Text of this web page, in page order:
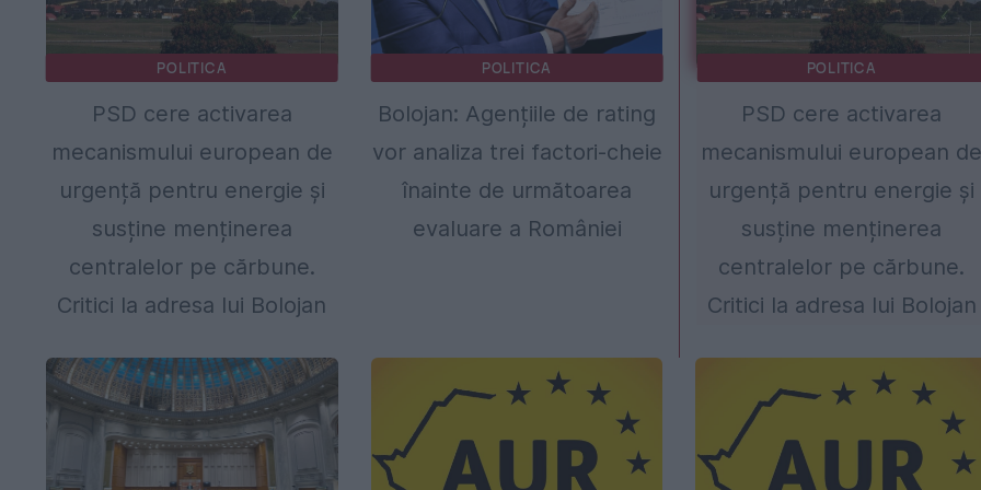
POLITICA
PSD cere activarea
mecanismului european de
urgență pentru energie și
susține menținerea
centralelor pe cărbune.
Critici la adresa lui Bolojan
POLITICA
Bolojan: Agențiile de rating
vor analiza trei factori-cheie
înainte de următoarea
evaluare a României
POLITICA
PSD cere activarea
mecanismului european
urgență pentru energie și
susține menținerea
centralelor pe cărbune.
Critici la adresa lui Bolojan